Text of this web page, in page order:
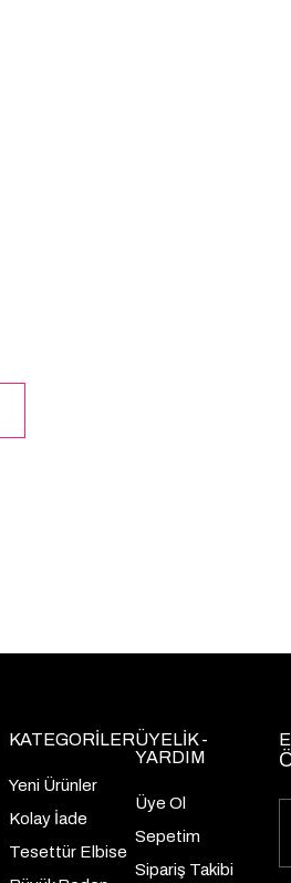
KATEGORİLER
Yeni Ürünler
Kolay İade
Tesettür Elbise
ÜYELİK -
YARDIM
Üye Ol
Sepetim
Sipariş Takibi